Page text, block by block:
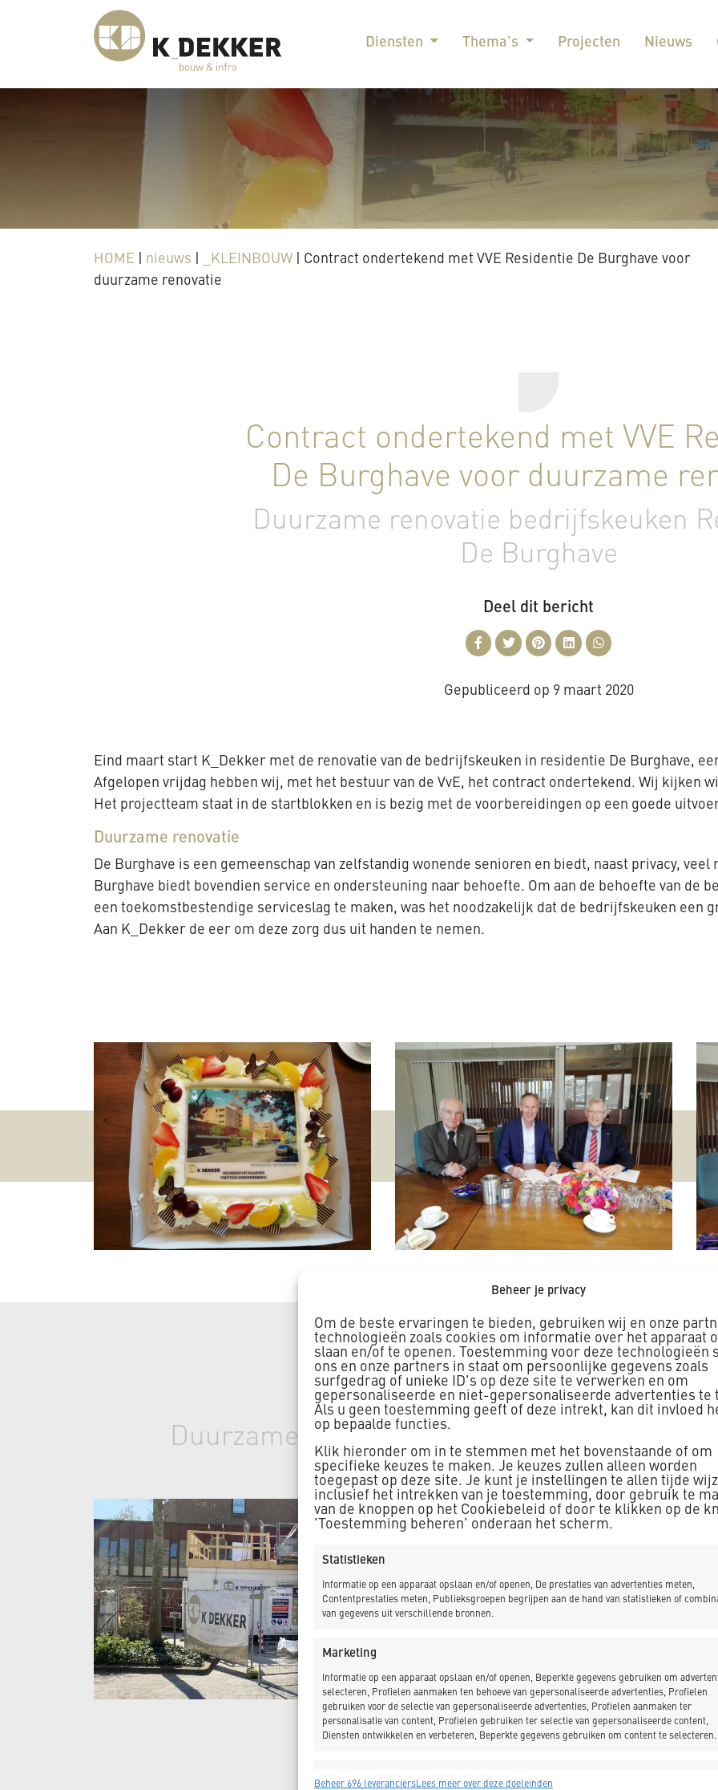
Beheer je privacy
Om de beste ervaringen te bieden, gebruiken wij en onze
technologieën zoals cookies om informatie over het apparaat
slaan en/of te openen. Toestemming voor deze technologieën
ons en onze partners in staat om persoonlijke gegevens zoals
surfgedrag of unieke ID's op deze site te verwerken en om
gepersonaliseerde en niet-gepersonaliseerde advertenties te
Als u geen toestemming geeft of deze intrekt, kan dit invloed
op bepaalde functies.
Klik hieronder om in te stemmen met het bovenstaande of om
specifieke keuzes te maken. Je keuzes zullen alleen worden
toegepast op deze site. Je kunt je instellingen te allen tijde
inclusief het intrekken van je toestemming, door gebruik te
van de knoppen op het Cookiebeleid of door te klikken op de
'Toestemming beheren' onderaan het scherm.
Statistieken
Informatie op een apparaat opslaan en/of openen, De prestaties van advertenties meten,
Contentprestaties meten, Publieksgroepen begrijpen aan de hand van statistieken of
van gegevens uit verschillende bronnen.
Marketing
Informatie op een apparaat opslaan en/of openen, Beperkte gegevens gebruiken om
selecteren, Profielen aanmaken ten behoeve van gepersonaliseerde advertenties, Profielen
gebruiken voor de selectie van gepersonaliseerde advertenties, Profielen aanmaken ter
personalisatie van content, Profielen gebruiken ter selectie van gepersonaliseerde content,
Diensten ontwikkelen en verbeteren, Beperkte gegevens gebruiken om content te selecteren.
Beheer 696 leveranciersLees meer over deze doeleinden
Diensten Thema’s Projecten Nieuws
HOME nieuws _KLEINBOUW
Contract ondertekend met VVE Residentie De Burghave voor
duurzame renovatie
Contract ondertekend met VVE
De Burghave voor duurzame
Duurzame renovatie bedrijfskeuken
De Burghave
Deel dit bericht
Gepubliceerd op 9 maart 2020
Eind maart start K_Dekker met de renovatie van de bedrijfskeuken in residentie De Burghave,
Afgelopen vrijdag hebben wij, met het bestuur van de VvE, het contract ondertekend. Wij kijken
Het projectteam staat in de startblokken en is bezig met de voorbereidingen op een goede
Duurzame renovatie
De Burghave is een gemeenschap van zelfstandig wonende senioren en biedt, naast privacy,
Burghave biedt bovendien service en ondersteuning naar behoefte. Om aan de behoefte van de
een toekomstbestendige serviceslag te maken, was het noodzakelijk dat de bedrijfskeuken een
Aan K_Dekker de eer om deze zorg dus uit handen te nemen.
PROJECTINFORMATIE
Duurzame renovatie bedrijfskeuken
Heemstede
De Burghave is een
senioren en biedt,
contact. De Burghave
naar behoefte. Om aan
blijven voorzien en een
maken, was het
duurzame renovatie
project aan te pakken.